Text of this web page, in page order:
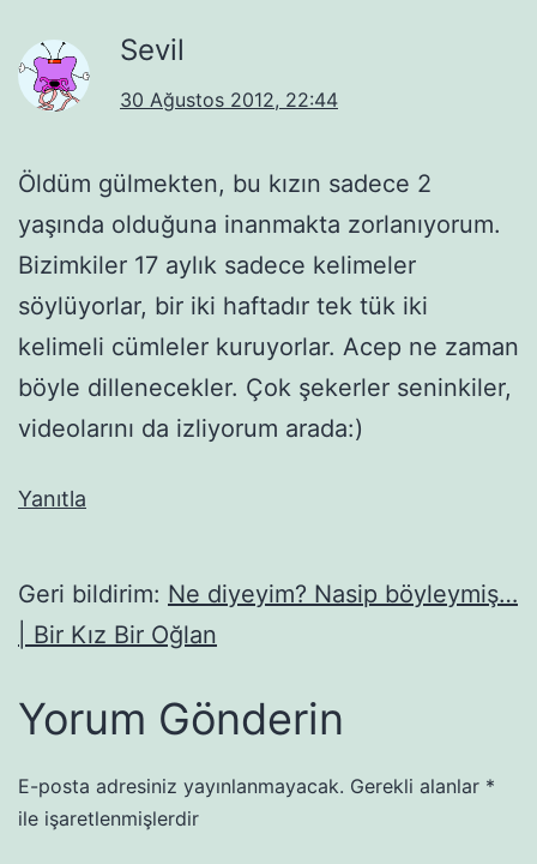
Sevil
30 Ağustos 2012, 22:44
Öldüm gülmekten, bu kızın sadece 2
yaşında olduğuna inanmakta zorlanıyorum.
Bizimkiler 17 aylık sadece kelimeler
söylüyorlar, bir iki haftadır tek tük iki
kelimeli cümleler kuruyorlar. Acep ne zaman
böyle dillenecekler. Çok şekerler seninkiler,
videolarını da izliyorum arada:)
Yanıtla
Geri bildirim: Ne diyeyim? Nasip böyleymiş…
| Bir Kız Bir Oğlan
Yorum Gönderin
E-posta adresiniz yayınlanmayacak. Gerekli alanlar *
ile işaretlenmişlerdir